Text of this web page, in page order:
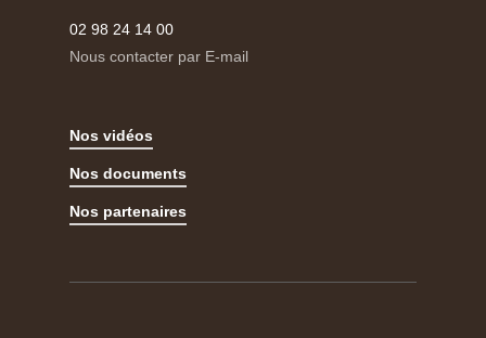
02 98 24 14 00
Nous contacter par E-mail
Nos vidéos
Nos documents
Nos partenaires